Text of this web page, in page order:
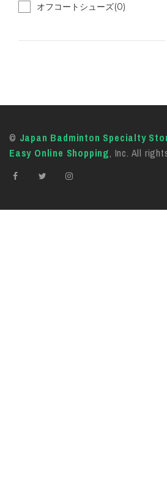
オフコートシューズ(0)
© Japan Badminton Specialty
Easy Online Shopping, Inc. All